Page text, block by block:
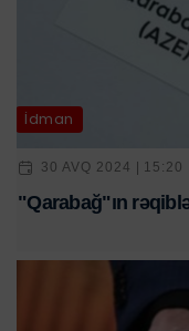
İdman
30 AVQ 2024 | 15:20
"Qarabağ"ın